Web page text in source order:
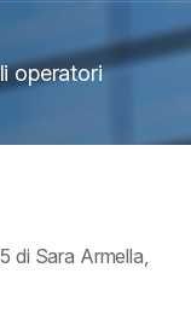
operatori
di Sara Armella,